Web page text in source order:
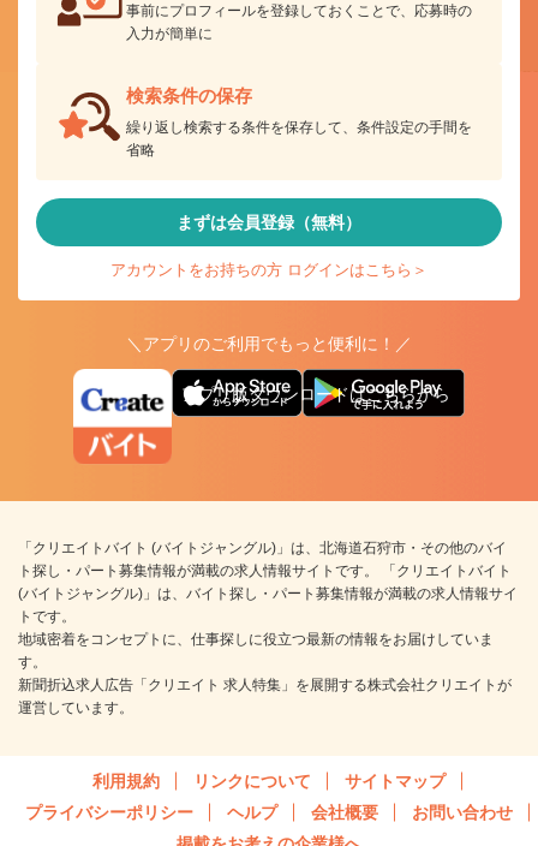
事前にプロフィールを登録しておくことで、応募時の
入力が簡単に
検索条件の保存
繰り返し検索する条件を保存して、条件設定の手間を
省略
まずは会員登録（無料）
アカウントをお持ちの方 ログインはこちら＞
＼アプリのご利用でもっと便利に！／
アプリ版ダウンロードはこちらから
「クリエイトバイト (バイトジャングル)」は、北海道石狩市・その他のバイ
ト探し・パート募集情報が満載の求人情報サイトです。 「クリエイトバイト
(バイトジャングル)」は、バイト探し・パート募集情報が満載の求人情報サイ
トです。
地域密着をコンセプトに、仕事探しに役立つ最新の情報をお届けしていま
す。
新聞折込求人広告「クリエイト 求人特集」を展開する株式会社クリエイトが
運営しています。
利用規約 リンクについて
サイトマップ
プライバシーポリシー
ヘルプ 会社概要
お問い合わせ